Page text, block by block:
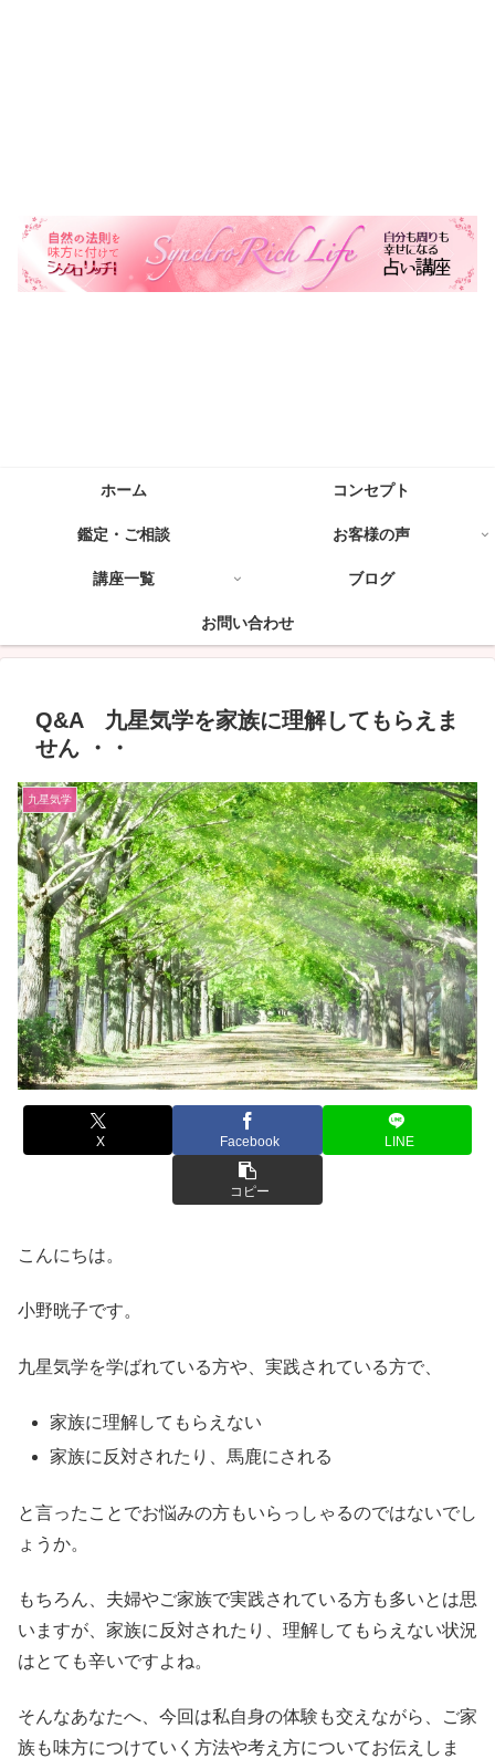
ホーム コンセプト
鑑定・ご相談 お客様の声
講座一覧 ブログ
お問い合わせ
Q&A 九星気学を家族に理解してもらえま
せん ・・
九星気学
X Facebook LINE
コピー
こんにちは。
小野晄子です。
九星気学を学ばれている方や、実践されている方で、
家族に理解してもらえない
家族に反対されたり、馬鹿にされる
と言ったことでお悩みの方もいらっしゃるのではないでし
ょうか。
もちろん、夫婦やご家族で実践されている方も多いとは思
いますが、家族に反対されたり、理解してもらえない状況
はとても辛いですよね。
そんなあなたへ、今回は私自身の体験も交えながら、ご家
族も味方につけていく方法や考え方についてお伝えしま